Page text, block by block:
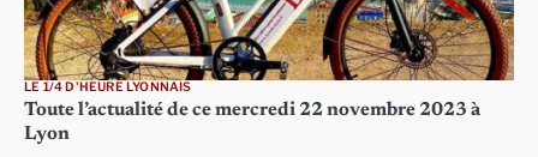
LE 1/4 D'HEURE LYONNAIS
Toute l’actualité de ce mercredi 22 novembre 2023 à
Lyon